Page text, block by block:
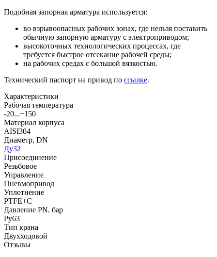
Подобная запорная арматура используется:
во взрывоопасных рабочих зонах, где нельзя поставить
обычную запорную арматуру с электроприводом;
высокоточных технологических процессах, где
требуется быстрое отсекание рабочей среды;
на рабочих средах с большой вязкостью.
Технический паспорт на привод по ссылке.
Характеристики
Рабочая температура
-20...+150
Материал корпуса
AISI304
Диаметр, DN
Ду32
Присоединение
Резьбовое
Управление
Пневмопривод
Уплотнение
PTFE+C
Давление PN, бар
Ру63
Тип крана
Двухходовой
Отзывы